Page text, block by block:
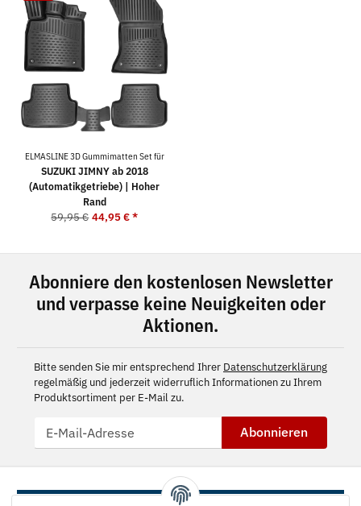
ELMASLINE 3D Gummimatten Set für
SUZUKI JIMNY ab 2018
(Automatikgetriebe) | Hoher
Rand
59,95 € 44,95 €*
Abonniere den kostenlosen Newsletter
und verpasse keine Neuigkeiten oder
Aktionen.
Bitte senden Sie mir entsprechend Ihrer Datenschutzerklärung
regelmäßig und jederzeit widerruflich Informationen zu Ihrem
Produktsortiment per E-Mail zu.
Abonnieren